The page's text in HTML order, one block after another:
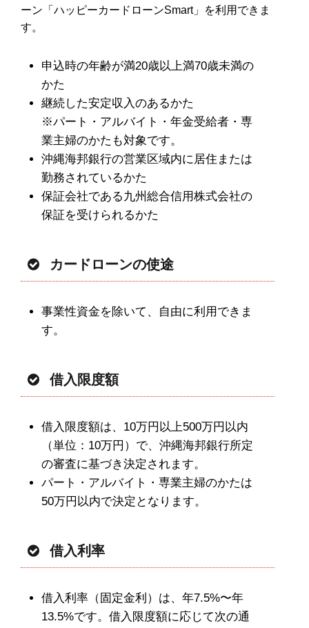
ーン「ハッピーカードローンSmart」を利用できま
す。
申込時の年齢が満20歳以上満70歳未満の
かた
継続した安定収入のあるかた
※パート・アルバイト・年金受給者・専
業主婦のかたも対象です。
沖縄海邦銀行の営業区域内に居住または
勤務されているかた
保証会社である九州総合信用株式会社の
保証を受けられるかた
カードローンの使途
事業性資金を除いて、自由に利用できま
す。
借入限度額
借入限度額は、10万円以上500万円以内
（単位：10万円）で、沖縄海邦銀行所定
の審査に基づき決定されます。
パート・アルバイト・専業主婦のかたは
50万円以内で決定となります。
借入利率
借入利率（固定金利）は、年7.5%〜年
13.5%です。借入限度額に応じて次の通